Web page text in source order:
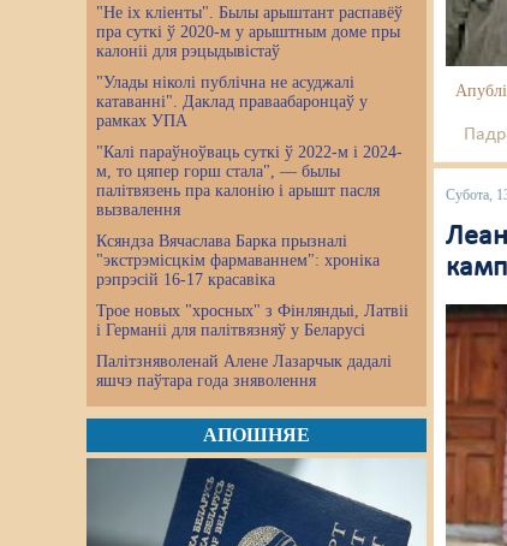
"Не іх кліенты". Былы арыштант распавёў
пра суткі ў 2020-м у арыштным доме пры
калоніі для рэцыдывістаў
"Улады ніколі публічна не асуджалі
катаванні". Даклад праваабаронцаў у
рамках УПА
"Калі параўноўваць суткі ў 2022-м і 2024-
м, то цяпер горш стала", — былы
палітвязень пра калонію і арышт пасля
вызвалення
Ксяндза Вячаслава Барка прызналі
"экстрэмісцкім фармаваннем": хроніка
рэпрэсій 16-17 красавіка
Трое новых "хросных" з Фінляндыі, Латвіі
і Германіі для палітвязняў у Беларусі
Палітзняволенай Алене Лазарчык дадалі
яшчэ паўтара года зняволення
АПОШНЯЕ
Субота,